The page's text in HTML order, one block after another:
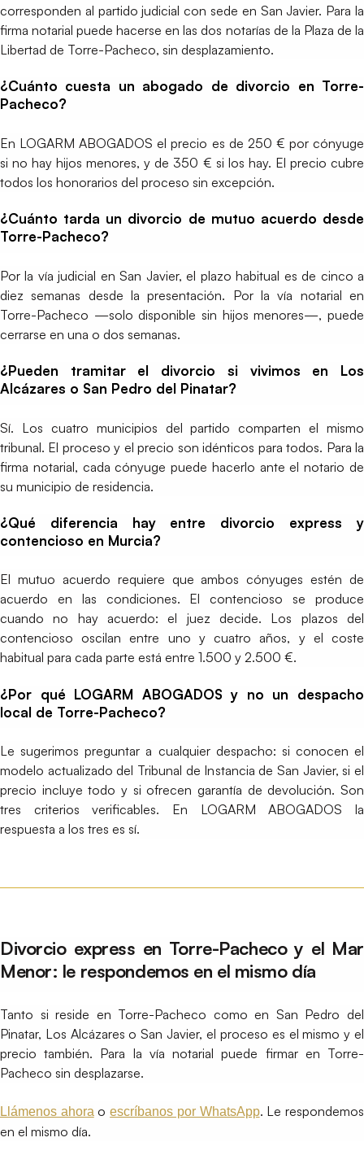
corresponden al partido judicial con sede en San Javier. Para la
firma notarial puede hacerse en las dos notarías de la Plaza de la
Libertad de Torre-Pacheco, sin desplazamiento.
¿Cuánto cuesta un abogado de divorcio en Torre-
Pacheco?
En LOGARM ABOGADOS el precio es de 250 € por cónyuge
si no hay hijos menores, y de 350 € si los hay. El precio cubre
todos los honorarios del proceso sin excepción.
¿Cuánto tarda un divorcio de mutuo acuerdo desde
Torre-Pacheco?
Por la vía judicial en San Javier, el plazo habitual es de cinco a
diez semanas desde la presentación. Por la vía notarial en
Torre-Pacheco —solo disponible sin hijos menores—, puede
cerrarse en una o dos semanas.
¿Pueden tramitar el divorcio si vivimos en Los
Alcázares o San Pedro del Pinatar?
Sí. Los cuatro municipios del partido comparten el mismo
tribunal. El proceso y el precio son idénticos para todos. Para la
firma notarial, cada cónyuge puede hacerlo ante el notario de
su municipio de residencia.
¿Qué diferencia hay entre divorcio express y
contencioso en Murcia?
El mutuo acuerdo requiere que ambos cónyuges estén de
acuerdo en las condiciones. El contencioso se produce
cuando no hay acuerdo: el juez decide. Los plazos del
contencioso oscilan entre uno y cuatro años, y el coste
habitual para cada parte está entre 1.500 y 2.500 €.
¿Por qué LOGARM ABOGADOS y no un despacho
local de Torre-Pacheco?
Le sugerimos preguntar a cualquier despacho: si conocen el
modelo actualizado del Tribunal de Instancia de San Javier, si el
precio incluye todo y si ofrecen garantía de devolución. Son
tres criterios verificables. En LOGARM ABOGADOS la
respuesta a los tres es sí.
Divorcio express en Torre-Pacheco y el Mar
Menor: le respondemos en el mismo día
Tanto si reside en Torre-Pacheco como en San Pedro del
Pinatar, Los Alcázares o San Javier, el proceso es el mismo y el
precio también. Para la vía notarial puede firmar en Torre-
Pacheco sin desplazarse.
Llámenos ahora oescríbanos por WhatsApp. Le respondemos
en el mismo día.